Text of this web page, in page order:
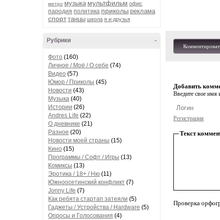
метро музыка мультфильм офис
пародия политика приколы реклама
спорт танцы школа я и друзья
-
Рубрики
Фото (160)
Личное / Моё / О себе (74)
Видео (57)
Юмор / Приколы (45)
Новости (43)
Музыка (40)
Истории (26)
Andres Life (22)
О дневнике (21)
Разное (20)
Новости моей страны (15)
Кино (15)
Программы / Софт / Игры (13)
Комиксы (13)
Эротика / 18+ / Ню (11)
Южноосетинский конфликт (7)
Jonny Life (7)
Как ребята стартап затеяли (5)
Гаджеты / Устройства / Hardware (5)
Опросы и Голосования (4)
Добавить
Введите свое имя
Регистрация
Текст
Проверка